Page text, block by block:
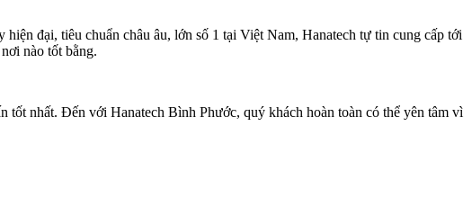
đại, tiêu chuẩn châu âu, lớn số 1 tại Việt Nam, Hanatech tự tin cung cấp tới
nào tốt bằng.
nhất. Đến với Hanatech Bình Phước, quý khách hoàn toàn có thể yên tâm vì